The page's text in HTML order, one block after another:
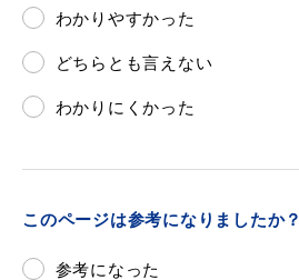
わかりやすかった
どちらとも言えない
わかりにくかった
このページは参考になりましたか？
参考になった